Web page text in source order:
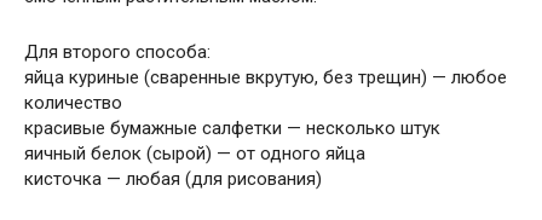
Для второго способа:
яйца куриные (сваренные вкрутую, без трещин) — любое
количество
красивые бумажные салфетки — несколько штук
яичный белок (сырой) — от одного яйца
кисточка — любая (для рисования)